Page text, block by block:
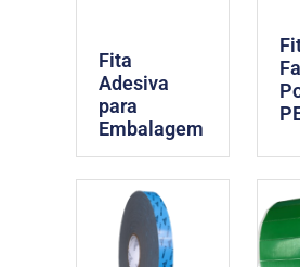
Fita
Adesiva
para
Embalagem